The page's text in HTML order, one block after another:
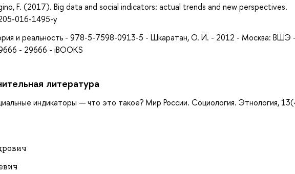
F. (2017). Big data and social indicators: actual trends and new perspectives.
016-1495-y
и реальность - 978-5-7598-0913-5 - Шкаратан, О. И. - 2012 - Москва: ВШЭ
- 29666 - iBOOKS
литература
индикаторы — что это такое? Мир России. Социология. Этнология,